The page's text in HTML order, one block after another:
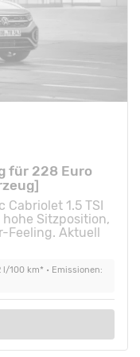
für 228 Euro
Cabriolet 1.5 TSI
hohe Sitzposition,
Aktuell
100 km* • Emissionen: